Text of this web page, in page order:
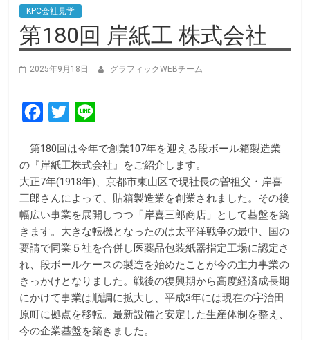
KPC会社見学
第180回 岸紙工 株式会社
2025年9月18日 グラフィックWEBチーム
c
e
b
o
o
k
T
i
t
t
e
r
n
e
第180回は今年で創業107年を迎える段ボール箱製造業
の『岸紙工株式会社』をご紹介します。
大正7年(1918年)、京都市東山区で現社長の曽祖父・岸喜
三郎さんによって、貼箱製造業を創業されました。その後
幅広い事業を展開しつつ「岸喜三郎商店」として基盤を築
きます。大きな転機となったのは太平洋戦争の最中、国の
要請で同業５社を合併し医薬品包装紙器指定工場に認定さ
れ、段ボールケースの製造を始めたことが今の主力事業の
きっかけとなりました。戦後の復興期から高度経済成長期
にかけて事業は順調に拡大し、平成3年には現在の宇治田
原町に拠点を移転。最新設備と安定した生産体制を整え、
今の企業基盤を築きました。